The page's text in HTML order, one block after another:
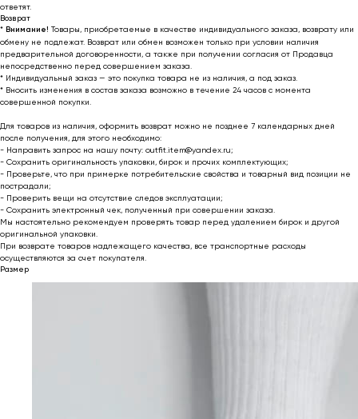
ответят.
Возврат
* Внимание! Товары, приобретаемые в качестве индивидуального заказа, возврату или
обмену не подлежат. Возврат или обмен возможен только при условии наличия
предварительной договоренности, а также при получении согласия от Продавца
непосредственно перед совершением заказа.
* Индивидуальный заказ — это покупка товара не из наличия, а под заказ.
* Вносить изменения в состав заказа возможно в течение 24 часов с момента
совершенной покупки.
Для товаров из наличия, оформить возврат можно не позднее 7 календарных дней
после получения, для этого необходимо:
- Направить запрос на нашу почту: outfit.item@yandex.ru;
- Сохранить оригинальность упаковки, бирок и прочих комплектующих;
- Проверьте, что при примерке потребительские свойства и товарный вид позиции не
пострадали;
- Проверить вещи на отсутствие следов эксплуатации;
- Сохранить электронный чек, полученный при совершении заказа.
Мы настоятельно рекомендуем проверять товар перед удалением бирок и другой
оригинальной упаковки.
При возврате товаров надлежащего качества, все транспортные расходы
осуществляются за счет покупателя.
Размер